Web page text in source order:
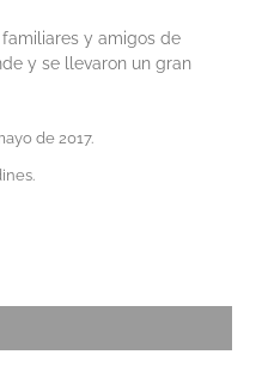
y amigos de
y se llevaron un gran
de 2017.